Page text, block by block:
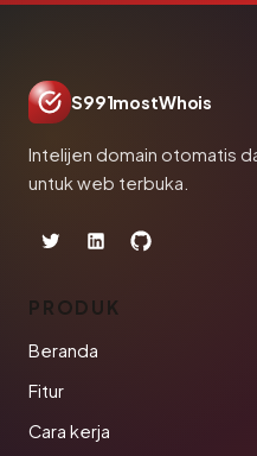
S991mostWhois
Intelijen domain otomatis
untuk web terbuka.
PRODUK
Beranda
Fitur
Cara kerja